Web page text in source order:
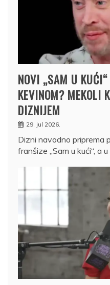
NOVI „SAM U
KEVINOM? MEKOLI
DIZNIJEM
29. jul 2026.
Dizni navodno priprema
franšize „Sam u kući“, a